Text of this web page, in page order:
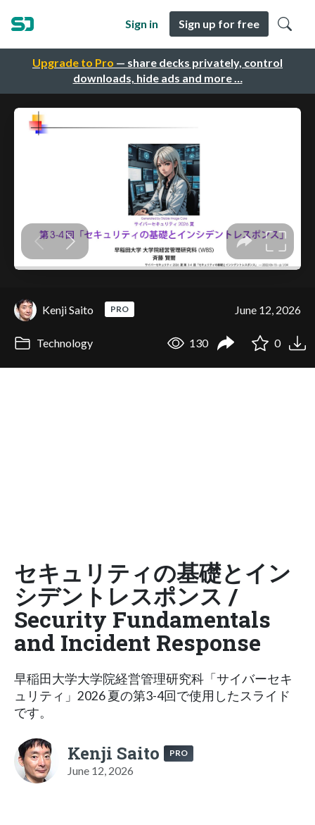
Upgrade to Pro — share decks privately, control
downloads, hide ads and more …
Sign in Sign up for free
Kenji Saito PRO June 12, 2026
Technology 130 0
セキュリティの基礎とイン
シデントレスポンス /
Security Fundamentals
and Incident Response
早稲田大学大学院経営管理研究科「サイバーセキ
ュリティ」2026 夏の第3-4回で使用したスライド
です。
Kenji Saito PRO
June 12, 2026